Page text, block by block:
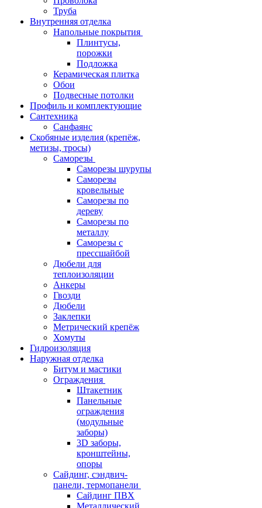
Труба
Внутренняя отделка
Напольные покрытия
Плинтусы,
порожки
Подложка
Керамическая плитка
Обои
Подвесные потолки
Профиль и комплектующие
Сантехника
Санфаянс
Скобяные изделия (крепёж,
метизы, тросы)
Саморезы
Саморезы шурупы
Саморезы
кровельные
Саморезы по
дереву
Саморезы по
металлу
Саморезы с
прессшайбой
Дюбели для
теплоизоляции
Анкеры
Гвозди
Дюбели
Заклепки
Метрический крепёж
Хомуты
Гидроизоляция
Наружная отделка
Битум и мастики
Ограждения
Штакетник
Панельные
ограждения
(модульные
заборы)
3D заборы,
кронштейны,
опоры
Cайдинг, сэндвич-
панели, термопанели
Сайдинг ПВХ
Металлический